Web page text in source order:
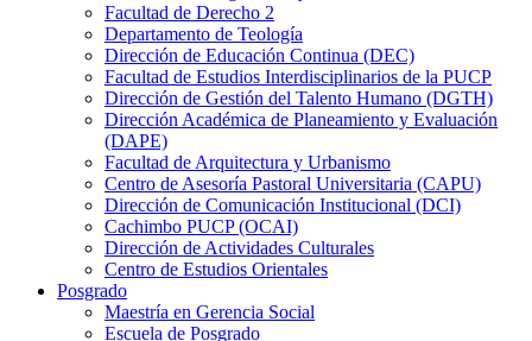
Facultad de Derecho 2
Departamento de Teología
Dirección de Educación Continua (DEC)
Facultad de Estudios Interdisciplinarios de la PUCP
Dirección de Gestión del Talento Humano (DGTH)
Dirección Académica de Planeamiento y Evaluación
(DAPE)
Facultad de Arquitectura y Urbanismo
Centro de Asesoría Pastoral Universitaria (CAPU)
Dirección de Comunicación Institucional (DCI)
Cachimbo PUCP (OCAI)
Dirección de Actividades Culturales
Centro de Estudios Orientales
Posgrado
Maestría en Gerencia Social
Escuela de Posgrado